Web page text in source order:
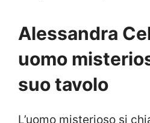
Alessandra
uomo
suo tavolo
L’uomo misterioso si